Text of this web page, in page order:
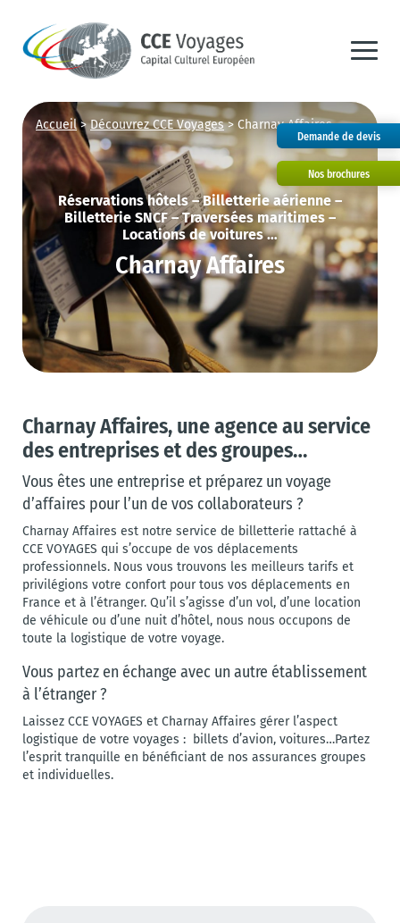
Demande de devis
Nos brochures
Accueil>Découvrez CCE Voyages> Charnay Affaires
Réservations hôtels – Billetterie aérienne –
Billetterie SNCF – Traversées maritimes –
Locations de voitures …
Charnay Affaires
Charnay Affaires, une agence au service
des entreprises et des groupes…
Vous êtes une entreprise et préparez un voyage
d’affaires pour l’un de vos collaborateurs ?
Charnay Affaires est notre service de billetterie rattaché à
CCE VOYAGES qui s’occupe de vos déplacements
professionnels. Nous vous trouvons les meilleurs tarifs et
privilégions votre confort pour tous vos déplacements en
France et à l’étranger. Qu’il s’agisse d’un vol, d’une location
de véhicule ou d’une nuit d’hôtel, nous nous occupons de
toute la logistique de votre voyage.
Vous partez en échange avec un autre établissement
à l’étranger ?
Laissez CCE VOYAGES et Charnay Affaires gérer l’aspect
logistique de votre voyages : billets d’avion, voitures…Partez
l’esprit tranquille en bénéficiant de nos assurances groupes
et individuelles.